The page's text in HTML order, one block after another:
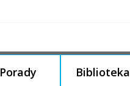
Porady Biblioteka